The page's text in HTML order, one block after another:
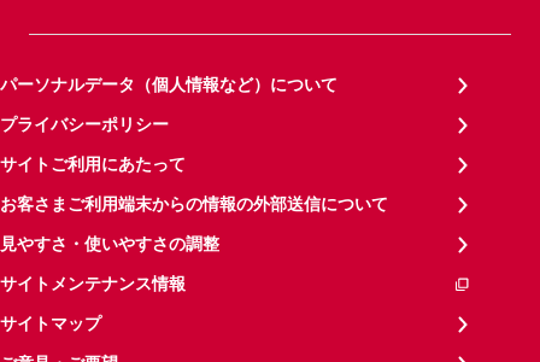
パーソナルデータ（個人情報など）について
プライバシーポリシー
サイトご利用にあたって
お客さまご利用端末からの情報の外部送信について
見やすさ・使いやすさの調整
サイトメンテナンス情報
サイトマップ